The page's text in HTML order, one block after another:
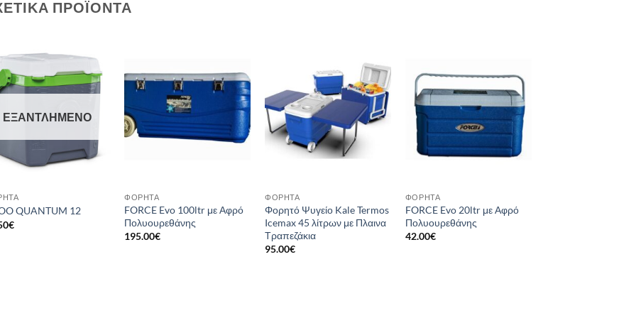
ΠΡΟΪΌΝΤΑ
Add to
wishlist
ΕΞΑΝΤΛΗΜΈΝΟ
QUANTUM 12
€
Add to
wishlist
ΦΟΡΗΤΆ
FORCE Evo 100ltr με Αφρό
Πολυουρεθάνης
195.00€
Add to
wishlist
ΦΟΡΗΤΆ
Φορητό Ψυγείο Kale Termos
Icemax 45 λίτρων με Πλαινα
Τραπεζάκια
95.00€
wishlist
ΦΟΡΗΤΆ
FORCE Evo 20ltr με Αφρό
Πολυουρεθάνης
42.00€